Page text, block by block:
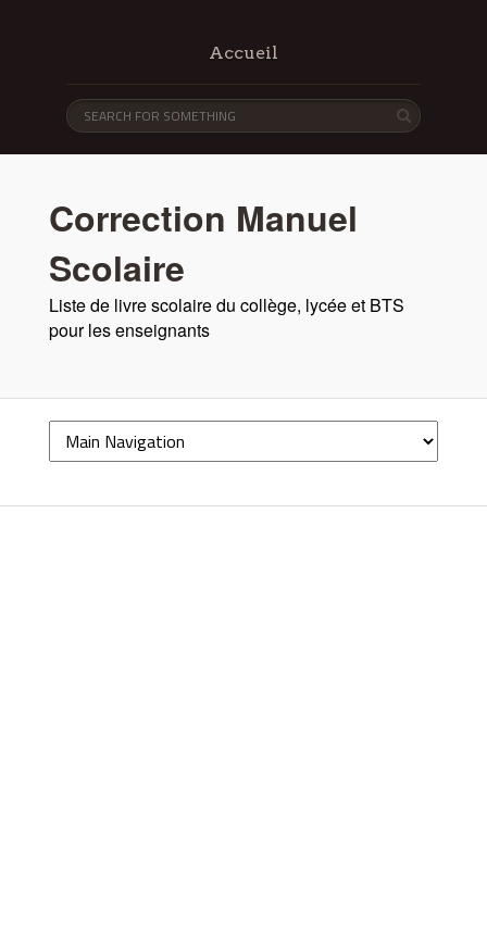
Accueil
Correction Manuel
Scolaire
Liste de livre scolaire du collège, lycée et BTS
pour les enseignants